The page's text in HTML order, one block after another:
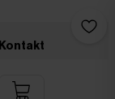
Kontakt